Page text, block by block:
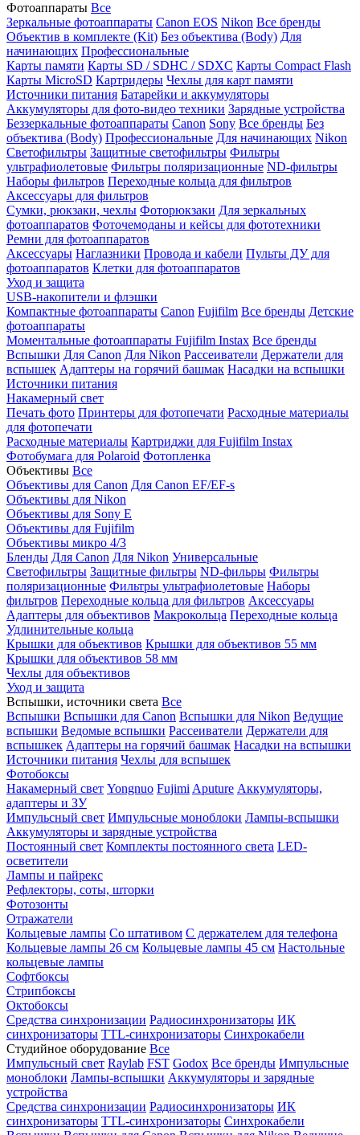
Фотоаппараты Все
Зеркальные фотоаппараты Canon EOS Nikon Все бренды
Объектив в комплекте (Kit) Без объектива (Body) Для
начинающих Профессиональные
Карты памяти Карты SD / SDHC / SDXC Карты Compact Flash
Карты MicroSD Картридеры Чехлы для карт памяти
Источники питания Батарейки и аккумуляторы
Аккумуляторы для фото-видео техники Зарядные устройства
Беззеркальные фотоаппараты Canon Sony Все бренды Без
объектива (Body) Профессиональные Для начинающих Nikon
Светофильтры Защитные светофильтры Фильтры
ультрафиолетовые Фильтры поляризационные ND-фильтры
Наборы фильтров Переходные кольца для фильтров
Аксессуары для фильтров
Сумки, рюкзаки, чехлы Фоторюкзаки Для зеркальных
фотоаппаратов Фоточемоданы и кейсы для фототехники
Ремни для фотоаппаратов
Аксессуары Наглазники Провода и кабели Пульты ДУ для
фотоаппаратов Клетки для фотоаппаратов
Уход и защита
USB-накопители и флэшки
Компактные фотоаппараты Canon Fujifilm Все бренды Детские
фотоаппараты
Моментальные фотоаппараты Fujifilm Instax Все бренды
Вспышки Для Canon Для Nikon Рассеиватели Держатели для
вспышек Адаптеры на горячий башмак Насадки на вспышки
Источники питания
Накамерный свет
Печать фото Принтеры для фотопечати Расходные материалы
для фотопечати
Расходные материалы Картриджи для Fujifilm Instax
Фотобумага для Polaroid Фотопленка
Объективы Все
Объективы для Canon Для Canon EF/EF-s
Объективы для Nikon
Объективы для Sony E
Объективы для Fujifilm
Объективы микро 4/3
Бленды Для Canon Для Nikon Универсальные
Светофильтры Защитные фильтры ND-фильры Фильтры
поляризационные Фильтры ультрафиолетовые Наборы
фильтров Переходные кольца для фильтров Аксессуары
Адаптеры для объективов Макрокольца Переходные кольца
Удлинительные кольца
Крышки для объективов Крышки для объективов 55 мм
Крышки для объективов 58 мм
Чехлы для объективов
Уход и защита
Вспышки, источники света Все
Вспышки Вспышки для Canon Вспышки для Nikon Ведущие
вспышки Ведомые вспышки Рассеиватели Держатели для
вспышкек Адаптеры на горячий башмак Насадки на вспышки
Источники питания Чехлы для вспышек
Фотобоксы
Накамерный свет Yongnuo Fujimi Aputure Аккумуляторы,
адаптеры и ЗУ
Импульсный свет Импульсные моноблоки Лампы-вспышки
Аккумуляторы и зарядные устройства
Постоянный свет Комплекты постоянного света LED-
осветители
Лампы и пайрекс
Рефлекторы, соты, шторки
Фотозонты
Отражатели
Кольцевые лампы Со штативом С держателем для телефона
Кольцевые лампы 26 см Кольцевые лампы 45 см Настольные
кольцевые лампы
Софтбоксы
Стрипбоксы
Октобоксы
Средства синхронизации Радиосинхронизаторы ИК
синхронизаторы TTL-синхронизаторы Синхрокабели
Студийное оборудование Все
Импульсный свет Raylab FST Godox Все бренды Импульсные
моноблоки Лампы-вспышки Аккумуляторы и зарядные
устройства
Средства синхронизации Радиосинхронизаторы ИК
синхронизаторы TTL-синхронизаторы Синхрокабели